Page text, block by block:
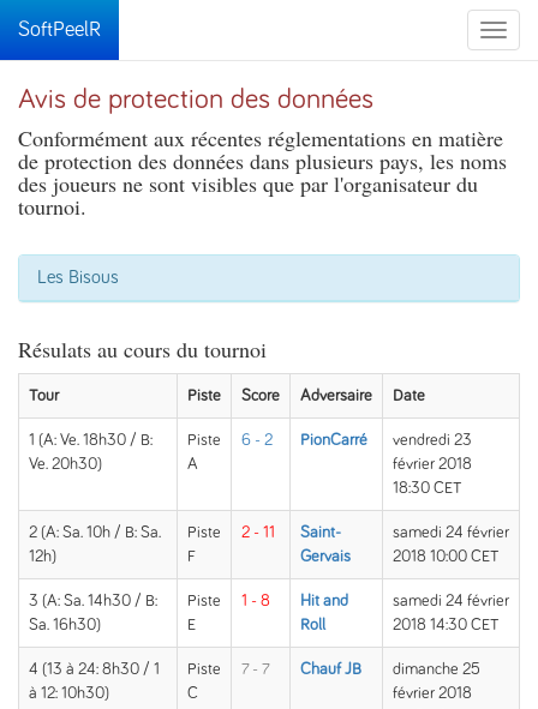
Toggle
SoftPeelR
Avis de protection des données
Conformément aux récentes réglementations en matière
de protection des données dans plusieurs pays, les noms
des joueurs ne sont visibles que par l'organisateur du
tournoi.
Les Bisous
Résulats au cours du tournoi
Tour Piste Score Adversaire Date
1 (A: Ve. 18h30 / B:
Ve. 20h30)
Piste
A
6 - 2 PionCarré
vendredi 23
février 2018
18:30 CET
2 (A: Sa. 10h / B: Sa.
12h)
Piste
F
2 - 11
Saint-
Gervais
samedi 24 février
2018 10:00 CET
3 (A: Sa. 14h30 / B:
Sa. 16h30)
Piste
E
1 - 8
Hit and
Roll
samedi 24 février
2018 14:30 CET
4 (13 à 24: 8h30 / 1
à 12: 10h30)
Piste
C
7 - 7 Chauf JB
dimanche 25
février 2018